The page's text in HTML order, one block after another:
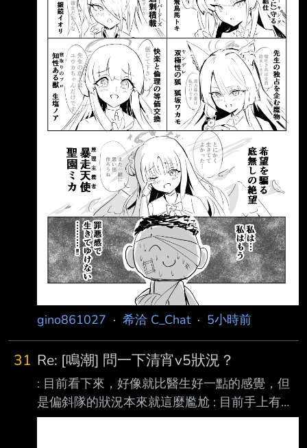
gino861027 · 希洽 C_Chat· 5小時前
31 Re: [鳴潮] 問一下清宵v5狀況？
: 目前看下來，好像就比醫生好一點的感覺，但
是偏斜隊的狀況本來就這麼尷尬 : 目前手上有
400抽，還可以換2鏈，但是清宵的狀況怎麼樣